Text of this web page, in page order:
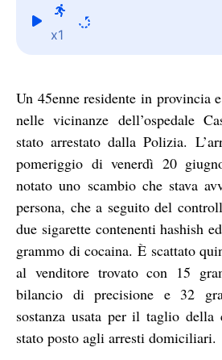
x1
Un 45enne residente in provincia
nelle vicinanze dell’ospedale
stato arrestato dalla Polizia.
pomeriggio di venerdì 20
notato uno scambio che stava
persona, che a seguito del
due sigarette contenenti hashish
grammo di cocaina. È scattato
al venditore trovato con 15
bilancio di precisione e 32
sostanza usata per il taglio della
stato posto agli arresti domiciliari.